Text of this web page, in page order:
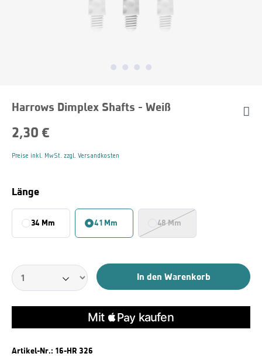
Harrows Dimplex Shafts - Weiß
2,30 €
Preise inkl. MwSt. zzgl. Versandkosten
LängeAuswählen
34 Mm 41 Mm 48 Mm
In den Warenkorb
Artikel-Nr.: 16-HR 326